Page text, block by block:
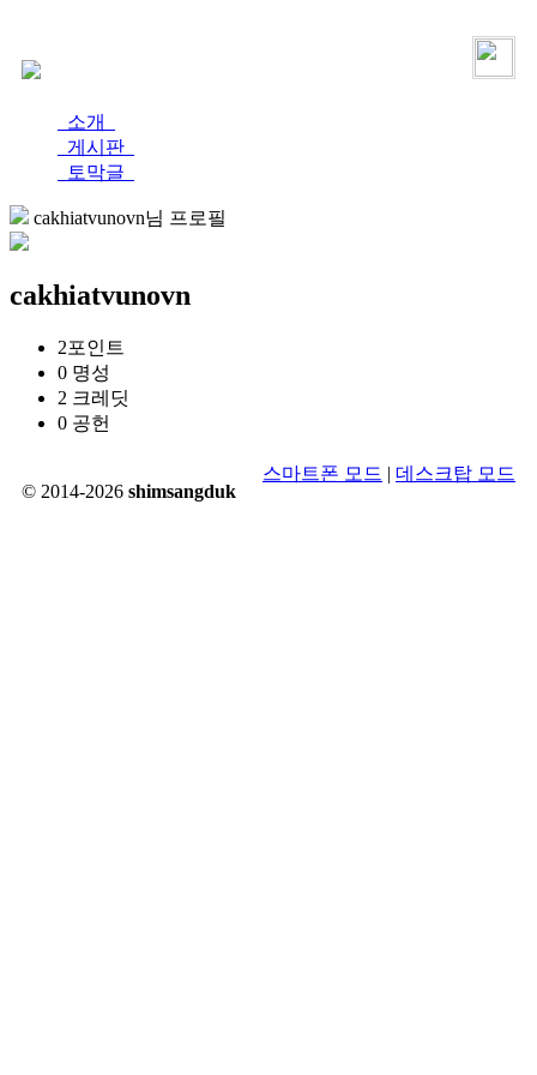
소개
게시판
토막글
cakhiatvunovn님 프로필
cakhiatvunovn
2포인트
0 명성
2 크레딧
0 공헌
© 2014-2026 shimsangduk
스마트폰 모드 | 데스크탑 모드